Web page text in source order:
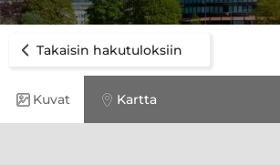
Takaisin hakutuloksiin
Kuvat Kartta